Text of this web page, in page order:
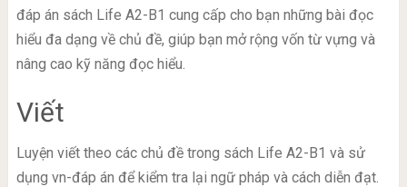
đáp án sách Life A2-B1 cung cấp cho bạn những bài đọc
hiểu đa dạng về chủ đề, giúp bạn mở rộng vốn từ vựng và
nâng cao kỹ năng đọc hiểu.
Viết
Luyện viết theo các chủ đề trong sách Life A2-B1 và sử
dụng vn-đáp án để kiểm tra lại ngữ pháp và cách diễn đạt.